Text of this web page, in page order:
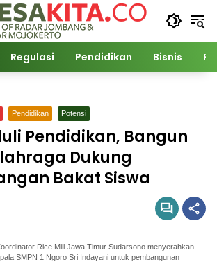
Regulasi Pendidikan Bisnis
Pendidikan Potensi
Pendidikan, Bangun
Dukung
Bakat Siswa
Rice Mill Jawa Timur Sudarsono menyerahkan
SMPN 1 Ngoro Sri Indayani untuk pembangunan